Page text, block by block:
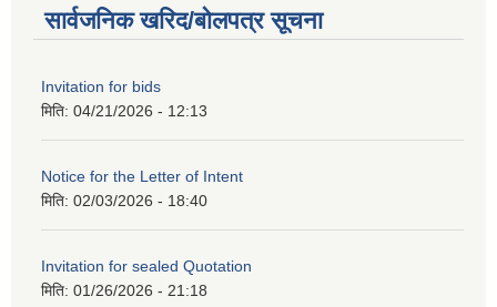
सार्वजनिक खरिद/बोलपत्र सूचना
Invitation for bids
मिति: 04/21/2026 - 12:13
Notice for the Letter of Intent
मिति: 02/03/2026 - 18:40
Invitation for sealed Quotation
मिति: 01/26/2026 - 21:18